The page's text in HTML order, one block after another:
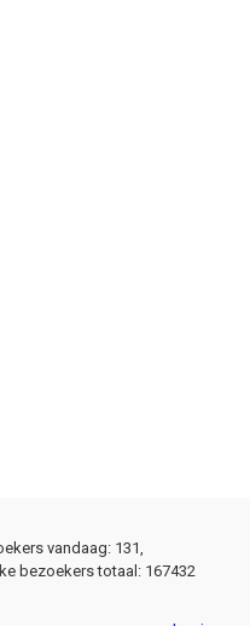
vandaag: 131,
bezoekers totaal: 167432